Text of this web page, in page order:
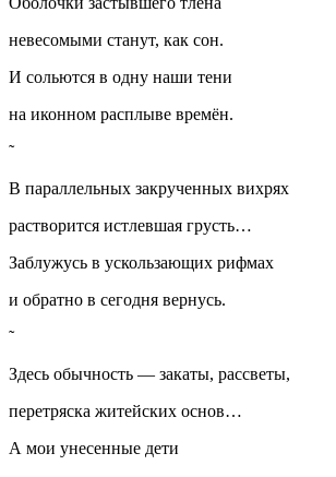
невесомыми станут, как сон.
И сольются в одну наши тени
на иконном расплыве времён.
В параллельных закрученных вихрях
растворится истлевшая грусть…
Заблужусь в ускользающих рифмах
и обратно в сегодня вернусь.
Здесь обычность — закаты, рассветы,
перетряска житейских основ…
А мои унесенные дети